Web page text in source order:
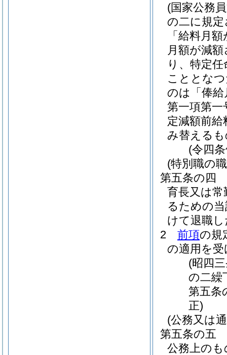
(国家公務
の二に規
「給料月
月額が減
り、特定
こととな
のは「俸
第一項第一
定減額前
み替える
(令四
(特別職の
第五条の四
育長又は常
るための
けて退職
2
前項の規
の適用を
(昭四
の二繰
第五条
正)
(公務又は
第五条の五
公務上の